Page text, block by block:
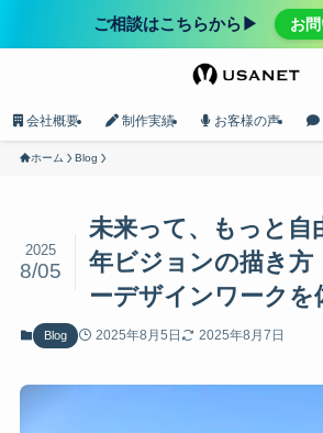
ご相談はこちらから▶︎ お
会社概要 制作実績 お客様の声
ホーム Blog
未来って、もっと自
年ビジョンの描き方
ーデザインワークを
2025
8/05
Blog 2025年8月5日 2025年8月7日